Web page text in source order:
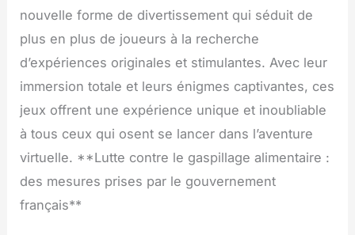
nouvelle forme de divertissement qui séduit de
plus en plus de joueurs à la recherche
d’expériences originales et stimulantes. Avec leur
immersion totale et leurs énigmes captivantes, ces
jeux offrent une expérience unique et inoubliable
à tous ceux qui osent se lancer dans l’aventure
virtuelle. **Lutte contre le gaspillage alimentaire :
des mesures prises par le gouvernement
français**